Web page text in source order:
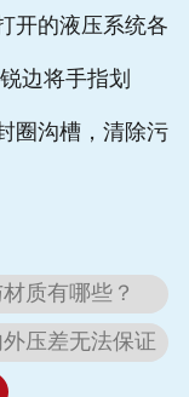
开的液压系统各
边将手指划
圈沟槽，清除污
质有哪些？
压差无法保证